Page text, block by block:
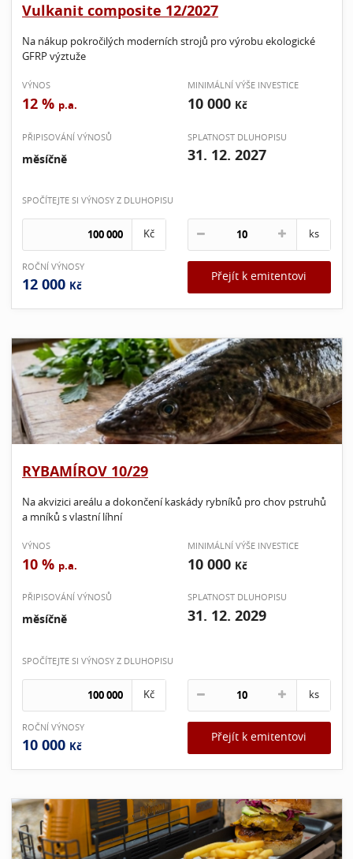
Vulkanit composite 12/2027
Na nákup pokročilých moderních strojů pro výrobu ekologické
GFRP výztuže
VÝNOS
12 % p.a.
MINIMÁLNÍ VÝŠE INVESTICE
10 000 Kč
PŘIPISOVÁNÍ VÝNOSŮ
měsíčně
SPLATNOST DLUHOPISU
31. 12. 2027
SPOČÍTEJTE SI VÝNOSY Z DLUHOPISU
Kč ks
ROČNÍ VÝNOSY
12 000 Kč
Přejít k emitentovi
RYBAMÍROV 10/29
Na akvizici areálu a dokončení kaskády rybníků pro chov pstruhů
a mníků s vlastní líhní
VÝNOS
10 % p.a.
MINIMÁLNÍ VÝŠE INVESTICE
10 000 Kč
PŘIPISOVÁNÍ VÝNOSŮ
měsíčně
SPLATNOST DLUHOPISU
31. 12. 2029
SPOČÍTEJTE SI VÝNOSY Z DLUHOPISU
Kč ks
ROČNÍ VÝNOSY
10 000 Kč
Přejít k emitentovi